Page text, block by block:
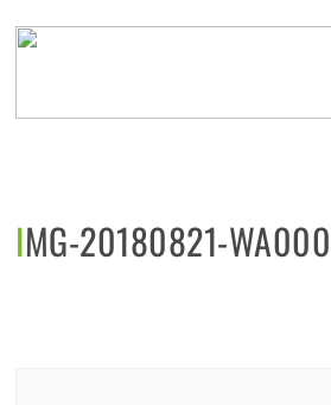
IMG-20180821-